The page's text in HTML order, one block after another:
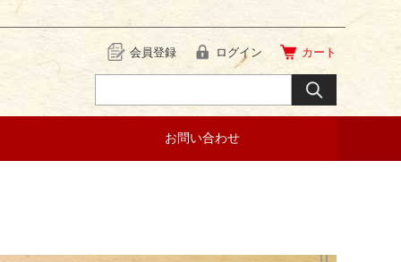
会員登録 ログイン カート
お問い合わせ